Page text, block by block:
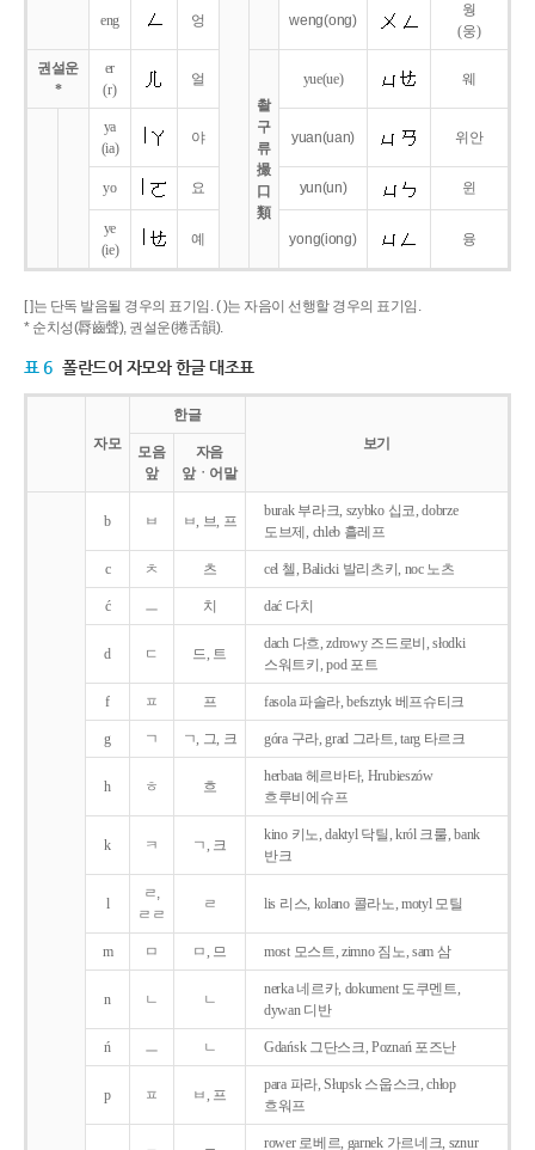
eng 엉 weng(ong)
웡
(웅)
권설운
*
er
(r)
얼
촬
구
류
撮
口
類
yue(ue) 웨
ya
(ia)
야 yuan(uan) 위안
yo 요 yun(un) 윈
ye
(ie)
예 yong(iong) 융
[ ]는 단독 발음될 경우의 표기임. ( )는 자음이 선행할 경우의 표기임.
* 순치성(脣齒聲), 권설운(捲舌韻).
표 6 폴란드어 자모와 한글 대조표
자모
한글
보기
모음
앞
자음
앞ㆍ어말
b ㅂ ㅂ, 브, 프
burak 부라크, szybko 십코, dobrze
도브제, chleb 흘레프
c ㅊ 츠 cel 첼, Balicki 발리츠키, noc 노츠
ć ㅡ 치 dać 다치
d ㄷ 드, 트
dach 다흐, zdrowy 즈드로비, słodki
스워트키, pod 포트
f ㅍ 프 fasola 파솔라, befsztyk 베프슈티크
g ㄱ ㄱ, 그, 크 góra 구라, grad 그라트, targ 타르크
h ㅎ 흐
herbata 헤르바타, Hrubieszów
흐루비에슈프
k ㅋ ㄱ, 크
kino 키노, daktyl 닥틸, król 크룰, bank
반크
l
ㄹ,
ㄹㄹ
ㄹ lis 리스, kolano 콜라노, motyl 모틸
m ㅁ ㅁ, 므 most 모스트, zimno 짐노, sam 삼
n ㄴ ㄴ
nerka 네르카, dokument 도쿠멘트,
dywan 디반
ń ㅡ ㄴ Gdańsk 그단스크, Poznań 포즈난
p ㅍ ㅂ, 프
para 파라, Słupsk 스웁스크, chłop
흐워프
rower 로베르, garnek 가르네크, sznur